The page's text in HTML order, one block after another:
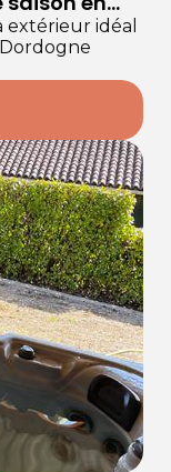
extérieur idéal